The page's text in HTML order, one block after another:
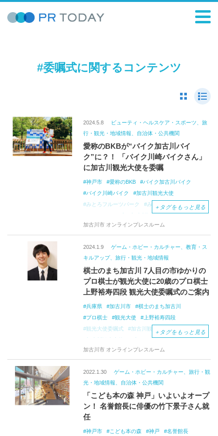
#委嘱式に関するコンテンツ
2024.5.8
ビューティ・ヘルスケア・スポーツ、旅
行・観光・地域情報、自治体・公共機関
愛称のBKBが“バイク加古川バイ
ク”に？！ 「バイク川崎バイクさん」
に加古川観光大使を委嘱
神戸市 愛称のBKB
バイク加古川バイク
バイク川崎バイク
加古川観光大使
みとろフルーツパーク
みとろの丘
ステージライブ
加古川観光大使委嘱式
＋ タグをもっと見る
加古川市 オンラインプレスルーム
2024.1.9
ゲーム・ホビー・カルチャー、教育・ス
キルアップ、旅行・観光・地域情報
棋士のまち加古川 7人目の市ゆかりの
プロ棋士が観光大使に20歳のプロ棋士
上野裕寿四段 観光大使委嘱式のご案内
兵庫県 加古川市
棋士のまち加古川
プロ棋士
観光大使
上野裕寿四段
観光大使委嘱式
加古川観光協会
門下生
歴代最年少
加古川観光大使委嘱式
＋ タグをもっと見る
加古川市 オンラインプレスルーム
2022.1.30
ゲーム・ホビー・カルチャー、旅行・観
光・地域情報、自治体・公共機関
「こども本の森 神戸」いよいよオープ
ン！ 名誉館長に俳優の竹下景子さん就
任
神戸市 こども本の森 神戸
名誉館長